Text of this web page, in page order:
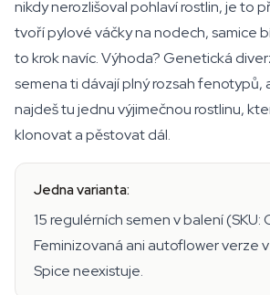
nikdy nerozlišoval pohlaví rostlin, je to
tvoří pylové váčky na nodech, samice
to krok navíc. Výhoda? Genetická
semena ti dávají plný rozsah fenotypů,
najdeš tu jednu výjimečnou rostlinu,
klonovat a pěstovat dál.
Jedna varianta:
15 regulérních semen v balení (SKU:
Feminizovaná ani autoflower verze v
Spice neexistuje.